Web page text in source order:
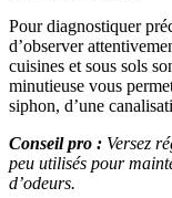
Pour diagnostiquer
d’observer
cuisines et sous sols
minutieuse vous
siphon, d’une
Conseil pro : Versez
peu utilisés pour
d’odeurs.